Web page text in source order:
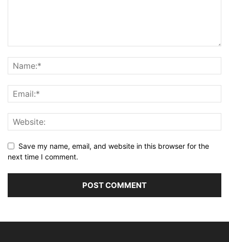
Save my name, email, and website in this browser for the
next time I comment.